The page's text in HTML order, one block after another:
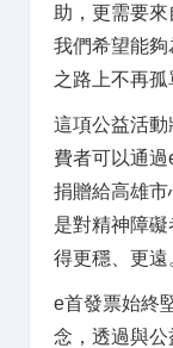
助，更需要
我們希望能
之路上不再孤
這項公益活
費者可以通
捐贈給高雄
是對精神障
得更穩、更遠
e首發票始終
念，透過與